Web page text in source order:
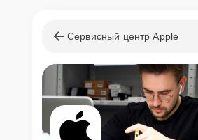
Сервисный центр Apple